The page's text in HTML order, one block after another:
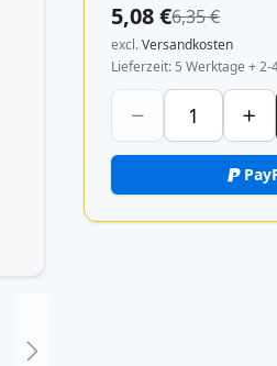
5,08 €6,35 €
excl.Versandkosten
Lieferzeit 5 Werktage +